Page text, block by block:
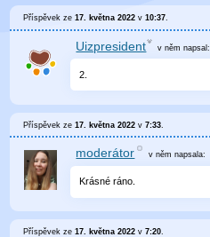
Příspěvek ze17. května 2022 v10:37.
Uizpresident v něm napsal:
2.
Příspěvek ze17. května 2022 v7:33
moderátor v němnapsala:
Krásné ráno.
Příspěvek ze17. května 2022 v7:20